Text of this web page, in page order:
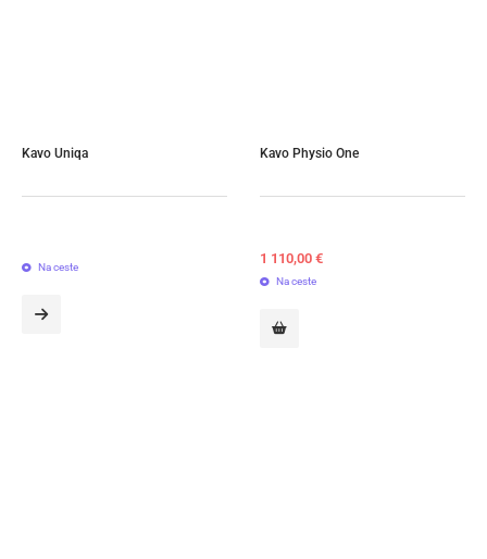
Kavo Uniqa
Na ceste
Kavo Physio One
1 110,00 €
Na ceste